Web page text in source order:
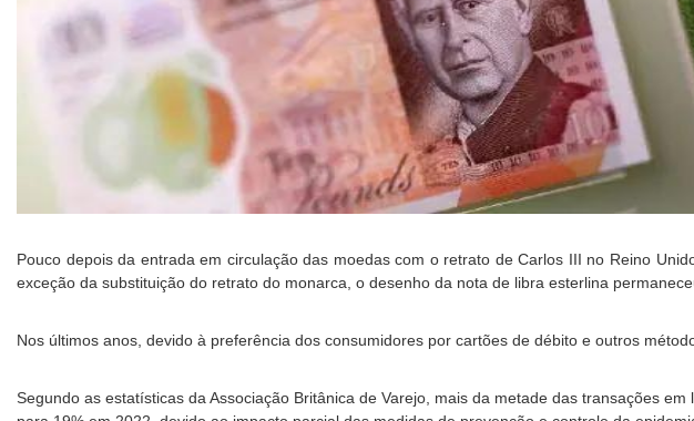
Pouco depois da entrada em circulação das moedas com o retrato de Carlos III no Reino
exceção da substituição do retrato do monarca, o desenho da nota de libra esterlina
Nos últimos anos, devido à preferência dos consumidores por cartões de débito e outros
Segundo as estatísticas da Associação Britânica de Varejo, mais da metade das transações